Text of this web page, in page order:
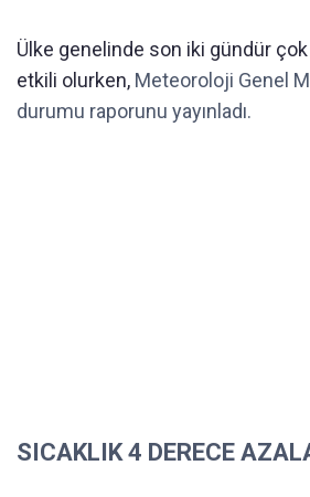
Ülke genelinde son iki gündür çok
etkili olurken, Meteoroloji Genel
durumu raporunu yayınladı.
SICAKLIK 4 DERECE